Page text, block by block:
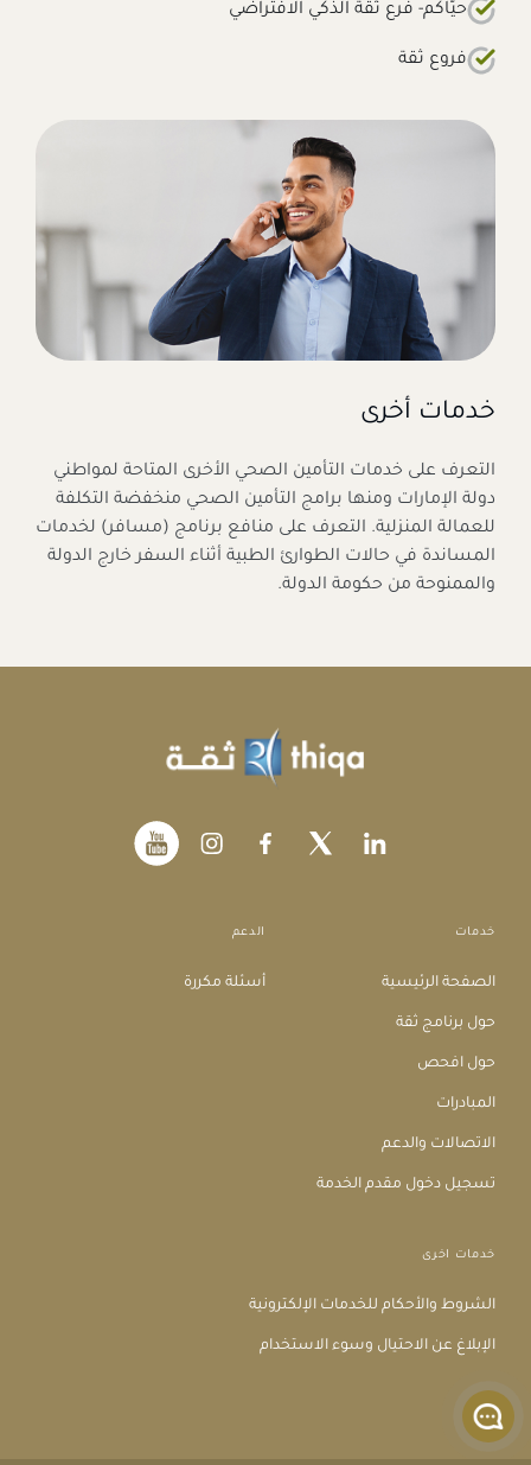
حيّاكم- فرع ثقة الذكي الافتراضي
فروع ثقة
خدمات أخرى
التعرف على خدمات التأمين الصحي الأخرى المتاحة لمواطني
دولة الإمارات ومنها برامج التأمين الصحي منخفضة التكلفة
للعمالة المنزلية. التعرف على منافع برنامج (مسافر) لخدمات
المساندة في حالات الطوارئ الطبية أثناء السفر خارج الدولة
والممنوحة من حكومة الدولة.
خدمات
الصفحة الرئيسية
حول برنامج ثقة
حول افحص
المبادرات
الاتصالات والدعم
تسجيل دخول مقدم الخدمة
الدعم
أسئلة مكررة
خدمات اخرى
الشروط والأحكام للخدمات الإلكترونية
الإبلاغ عن الاحتيال وسوء الاستخدام